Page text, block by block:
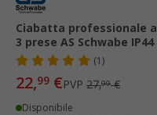
Ciabatta professionale a
3 prese AS Schwabe IP44
(1)
22,99 €PVP 27,99€
Disponibile